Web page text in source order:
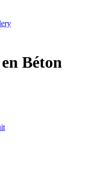
Béton